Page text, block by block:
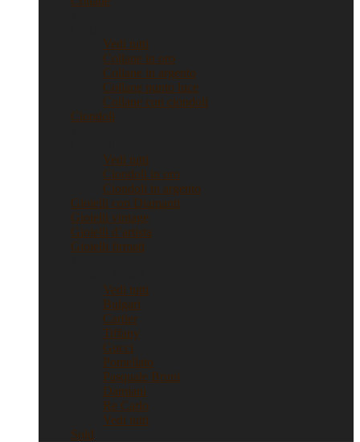
Vedi tutti
Collane in oro
Collane in argento
Collane punto luce
Collane con ciondoli
Ciondoli
Vedi tutti
Ciondoli in oro
Ciondoli in argento
Gioielli con Diamanti
Gioielli vintage
Gioielli d’artista
Gioielli firmati
Vedi tutti
Bulgari
Cartier
Tiffany
Gucci
Pomellato
Pasquale Bruni
Damiani
Re Carlo
Vedi tutti
Sold